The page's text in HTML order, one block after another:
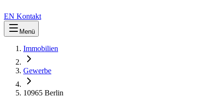
EN Kontakt
Menü
Immobilien
Gewerbe
10965 Berlin